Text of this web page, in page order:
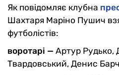
Як повідомляє клубна
Шахтаря Маріно Пушич
футболістів:
воротарі — Артур Рудько,
Твардовський, Денис